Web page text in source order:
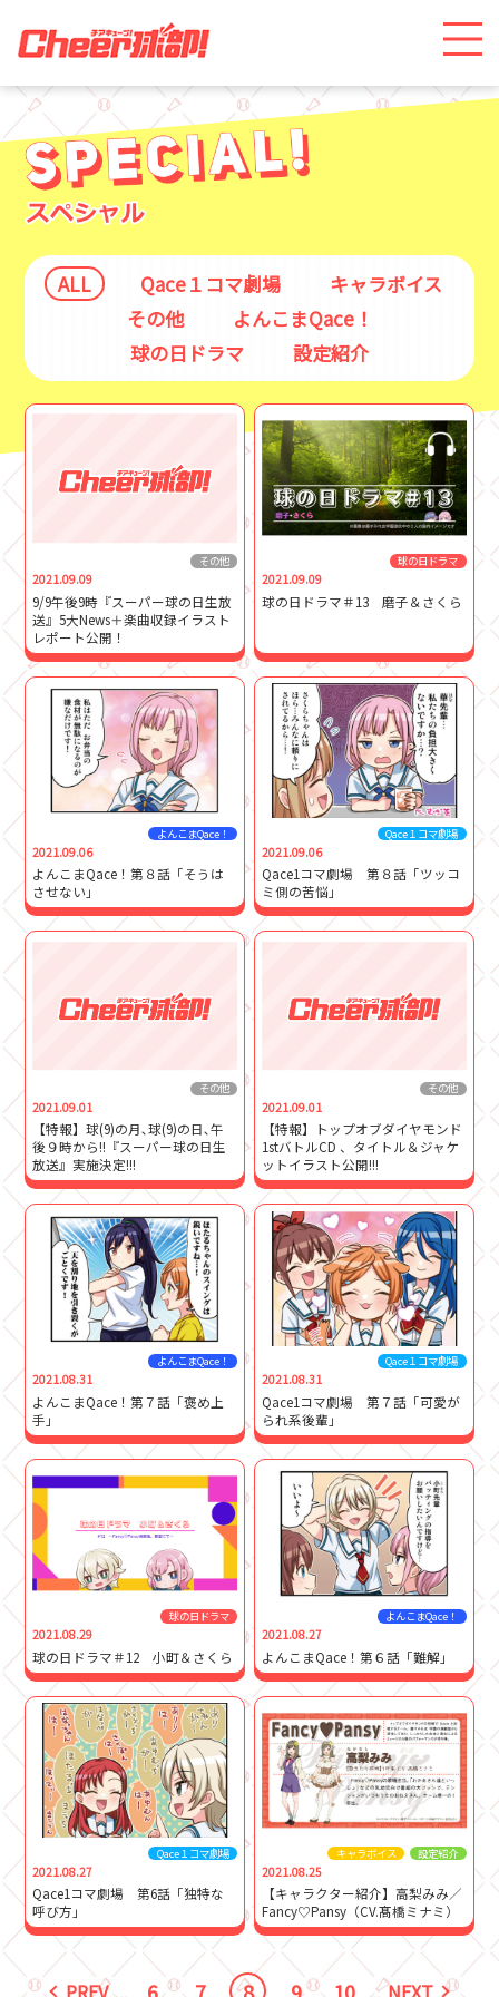
ALL Qace１コマ劇場
キャラボイス
その他
よんこまQace！
球の日ドラマ
設定紹介
その他
2021.09.09
9/9午後9時『スーパー球の日生放
送』5大News＋楽曲収録イラスト
レポート公開！
球の日ドラマ
2021.09.09
球の日ドラマ＃13 磨子＆さくら
よんこまQace！
2021.09.06
よんこまQace！第８話「そうは
させない」
Qace１コマ劇場
2021.09.06
Qace1コマ劇場 第８話「ツッコ
ミ側の苦悩」
その他
2021.09.01
【特報】球(9)の月､球(9)の日､午
後９時から!!『スーパー球の日生
放送』実施決定!!!
その他
2021.09.01
【特報】トップオブダイヤモンド
1stバトルCD 、タイトル＆ジャケ
ットイラスト公開!!!
よんこまQace！
2021.08.31
よんこまQace！第７話「褒め上
手」
Qace１コマ劇場
2021.08.31
Qace1コマ劇場 第７話「可愛が
られ系後輩」
球の日ドラマ
2021.08.29
球の日ドラマ＃12 小町＆さくら
よんこまQace！
2021.08.27
よんこまQace！第６話「難解」
Qace１コマ劇場
2021.08.27
Qace1コマ劇場 第6話「独特な
呼び方」
キャラボイス 設定紹介
2021.08.25
【キャラクター紹介】高梨みみ／
Fancy♡Pansy（CV.髙橋ミナミ）
PREV ... 6 7 8 9 10 ... NEXT